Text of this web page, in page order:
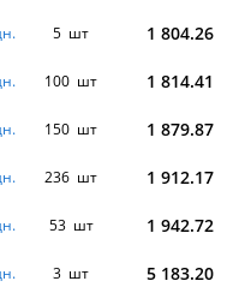
5 шт 1 804.26
100 шт 1 814.41
150 шт 1 879.87
236 шт 1 912.17
53 шт 1 942.72
3 шт 5 183.20